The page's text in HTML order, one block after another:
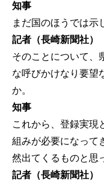
知事
まだ国のほうでは示
記者（長崎新聞社）
そのことについて、
な呼びかけなり要望
か。
知事
これから、登録実現
組みが必要になって
然出てくるものと思
記者（長崎新聞社）